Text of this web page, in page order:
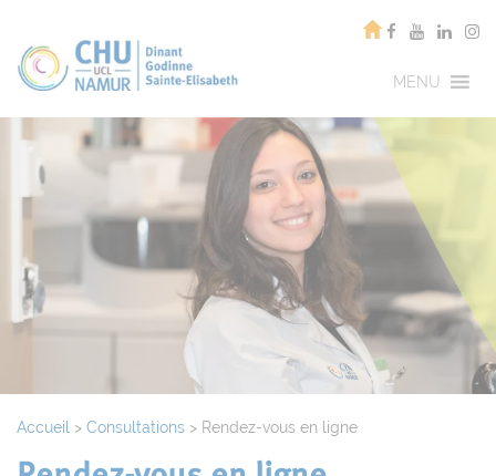
MENU
Accueil > Consultations > Rendez-vous en ligne